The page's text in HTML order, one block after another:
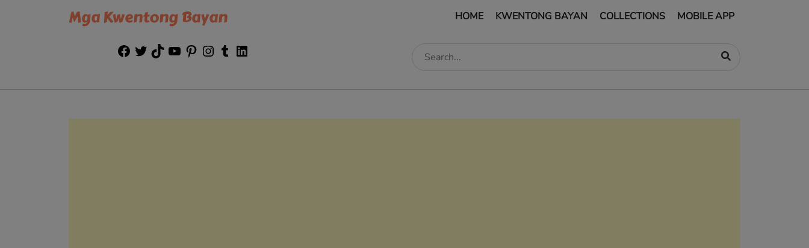
Mga Kwentong Bayan HOME KWENTONG BAYAN COLLECTIONS MOBILE APP
Facebook
TwitterTikTokYouTubePinterest
Instagram
Tumblr